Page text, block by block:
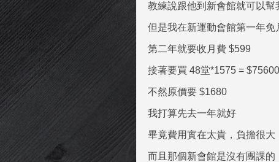
教練說跟他到新會館就可以幫
但是我在新運動會館第一年免
第二年就要收月費 $599
接著要買 48堂*1575 =
不然原價要 $1680
我打算先去一年就好
畢竟費用實在太貴，負擔很大
而且那個新會館是沒有團課的